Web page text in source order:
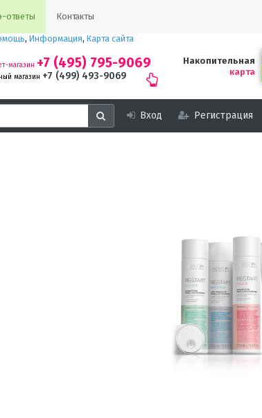
ответы Контакты
, Информация, Карта сайта
магазин +7 (495) 795-9069
магазин +7 (499) 493-9069
Накопительная
карта
Вход Регистрация